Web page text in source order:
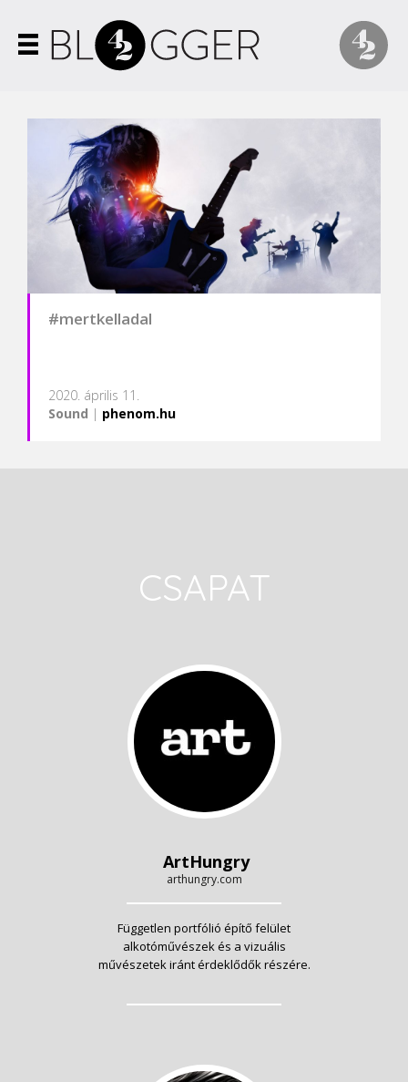
#mertkelladal
2020. április 11.
Sound | phenom.hu
CSAPAT
ArtHungry
arthungry.com
Független portfólió építő felület
alkotóművészek és a vizuális
művészetek iránt érdeklődők részére.